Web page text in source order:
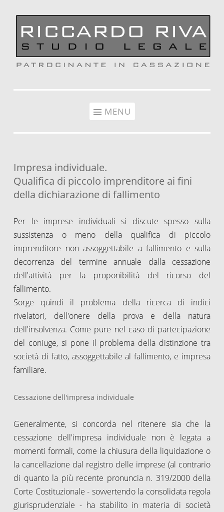
MENU
Impresa individuale.
Qualifica di piccolo imprenditore ai fini
della dichiarazione di fallimento
Per le imprese individuali si discute spesso sulla
sussistenza o meno della qualifica di piccolo
imprenditore non assoggettabile a fallimento e sulla
decorrenza del termine annuale dalla cessazione
dell'attività per la proponibilità del ricorso del
fallimento.
Sorge quindi il problema della ricerca di indici
rivelatori, dell'onere della prova e della natura
dell'insolvenza. Come pure nel caso di partecipazione
del coniuge, si pone il problema della distinzione tra
società di fatto, assoggettabile al fallimento, e impresa
familiare.
Cessazione dell'impresa individuale
Generalmente, si concorda nel ritenere sia che la
cessazione dell'impresa individuale non è legata a
momenti formali, come la chiusura della liquidazione o
la cancellazione dal registro delle imprese (al contrario
di quanto la più recente pronuncia n. 319/2000 della
Corte Costituzionale - sovvertendo la consolidata regola
giurisprudenziale - ha stabilito in materia di società